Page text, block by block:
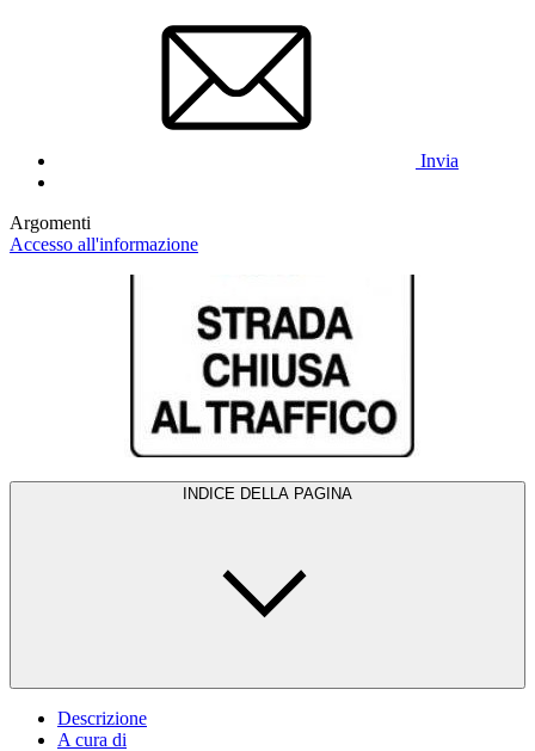
Invia
Argomenti
Accesso all'informazione
INDICE DELLA PAGINA
Descrizione
A cura di